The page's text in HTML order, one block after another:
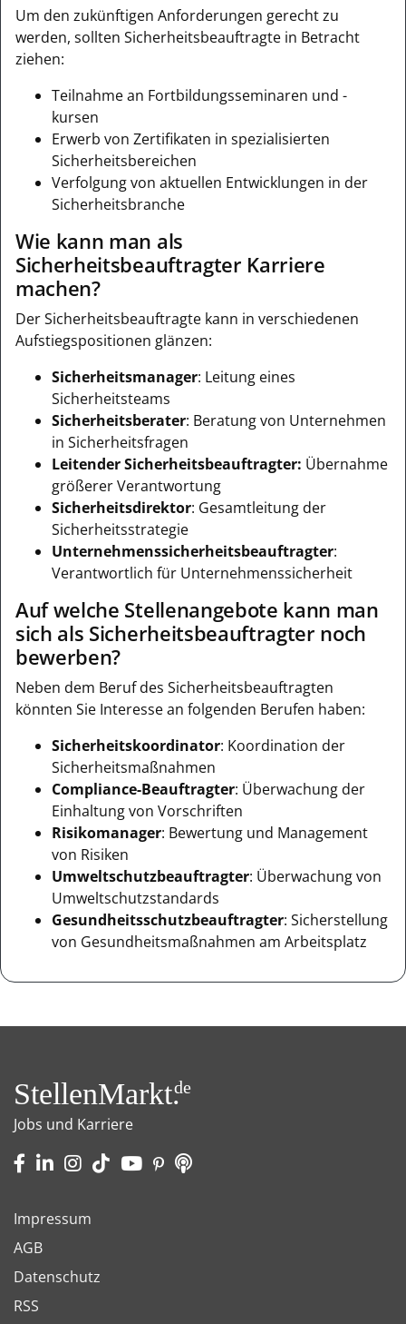
Um den zukünftigen Anforderungen gerecht zu
werden, sollten Sicherheitsbeauftragte in Betracht
ziehen:
Teilnahme an Fortbildungsseminaren und -
kursen
Erwerb von Zertifikaten in spezialisierten
Sicherheitsbereichen
Verfolgung von aktuellen Entwicklungen in der
Sicherheitsbranche
Wie kann man als
Sicherheitsbeauftragter Karriere
machen?
Der Sicherheitsbeauftragte kann in verschiedenen
Aufstiegspositionen glänzen:
Sicherheitsmanager: Leitung eines
Sicherheitsteams
Sicherheitsberater: Beratung von Unternehmen
in Sicherheitsfragen
Leitender Sicherheitsbeauftragter: Übernahme
größerer Verantwortung
Sicherheitsdirektor: Gesamtleitung der
Sicherheitsstrategie
Unternehmenssicherheitsbeauftragter:
Verantwortlich für Unternehmenssicherheit
Auf welche Stellenangebote kann man
sich als Sicherheitsbeauftragter noch
bewerben?
Neben dem Beruf des Sicherheitsbeauftragten
könnten Sie Interesse an folgenden Berufen haben:
Sicherheitskoordinator: Koordination der
Sicherheitsmaßnahmen
Compliance-Beauftragter: Überwachung der
Einhaltung von Vorschriften
Risikomanager: Bewertung und Management
von Risiken
Umweltschutzbeauftragter: Überwachung von
Umweltschutzstandards
Gesundheitsschutzbeauftragter: Sicherstellung
von Gesundheitsmaßnahmen am Arbeitsplatz
StellenMarkt.de
Jobs und Karriere
Impressum
AGB
Datenschutz
RSS